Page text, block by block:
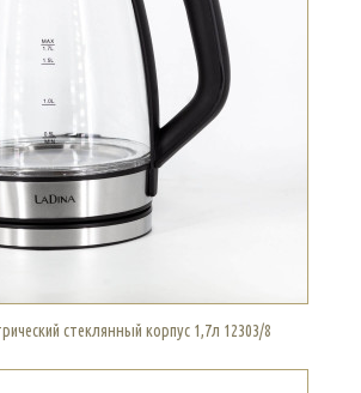
стеклянный корпус 1,7л 12303/8